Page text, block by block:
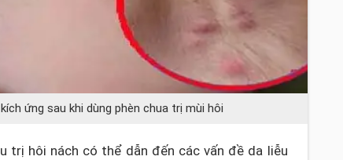
ứng sau khi dùng phèn chua trị mùi hôi
trị hôi nách có thể dẫn đến các vấn đề da liễu